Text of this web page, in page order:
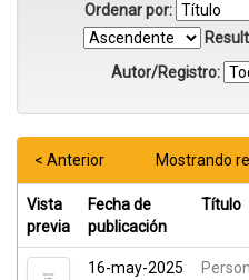
Ordenar por:
Autor/Registro:
Mostrando
< Anterior
Vista
previa
Fecha de
publicación
Título
16-may-2025